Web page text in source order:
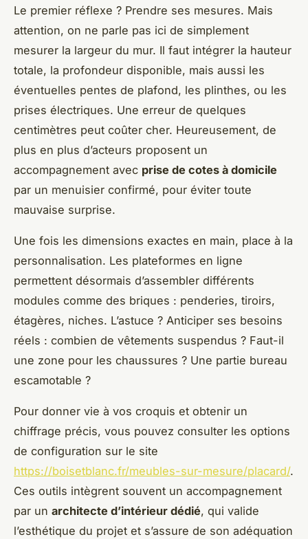
Le premier réflexe ? Prendre ses mesures. Mais
attention, on ne parle pas ici de simplement
mesurer la largeur du mur. Il faut intégrer la hauteur
totale, la profondeur disponible, mais aussi les
éventuelles pentes de plafond, les plinthes, ou les
prises électriques. Une erreur de quelques
centimètres peut coûter cher. Heureusement, de
plus en plus d’acteurs proposent un
accompagnement avec prise de cotes à domicile
par un menuisier confirmé, pour éviter toute
mauvaise surprise.
Une fois les dimensions exactes en main, place à la
personnalisation. Les plateformes en ligne
permettent désormais d’assembler différents
modules comme des briques : penderies, tiroirs,
étagères, niches. L’astuce ? Anticiper ses besoins
réels : combien de vêtements suspendus ? Faut-il
une zone pour les chaussures ? Une partie bureau
escamotable ?
Pour donner vie à vos croquis et obtenir un
chiffrage précis, vous pouvez consulter les options
de configuration sur le site
https://boisetblanc.fr/meubles-sur-mesure/placard/.
Ces outils intègrent souvent un accompagnement
par un architecte d’intérieur dédié, qui valide
l’esthétique du projet et s’assure de son adéquation